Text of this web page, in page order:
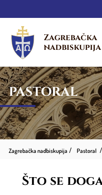
Zagrebačka
nadbiskupija
PASTORAL
Zagrebačka nadbiskupija Pastoral
Što se